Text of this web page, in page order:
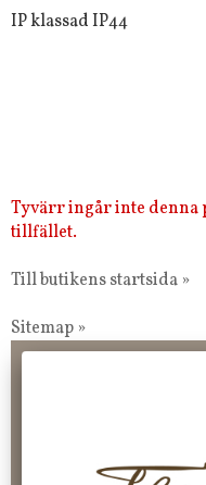
IP klassad IP44
Tyvärr ingår inte
tillfället.
Till butikens startsida »
Sitemap »
Faktura 0 kr. Hos oss